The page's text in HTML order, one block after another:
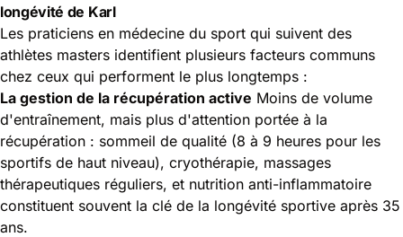
longévité de Karl
Les praticiens en médecine du sport qui suivent des
athlètes masters identifient plusieurs facteurs communs
chez ceux qui performent le plus longtemps :
La gestion de la récupération active Moins de volume
d'entraînement, mais plus d'attention portée à la
récupération : sommeil de qualité (8 à 9 heures pour les
sportifs de haut niveau), cryothérapie, massages
thérapeutiques réguliers, et nutrition anti-inflammatoire
constituent souvent la clé de la longévité sportive après 35
ans.